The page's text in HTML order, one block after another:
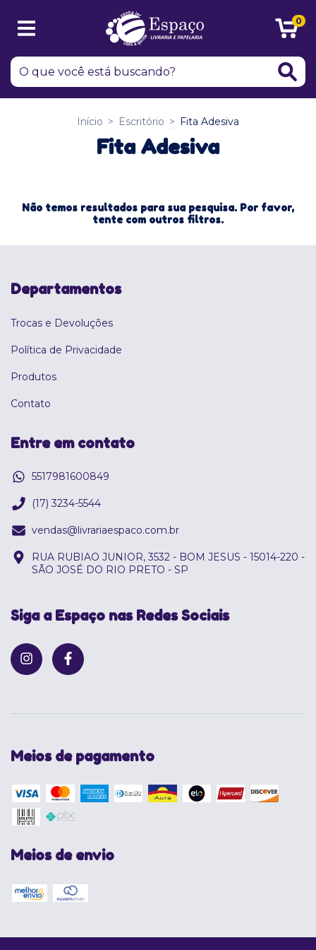
0
Início > Escritório > Fita Adesiva
Fita Adesiva
Não temos resultados para sua pesquisa. Por favor,
tente com outros filtros.
Departamentos
Trocas e Devoluções
Política de Privacidade
Produtos
Contato
Entre em contato
5517981600849
(17) 3234-5544
vendas@livrariaespaco.com.br
RUA RUBIAO JUNIOR, 3532 - BOM JESUS - 15014-220 -
SÃO JOSÉ DO RIO PRETO - SP
Siga a Espaço nas Redes Sociais
Meios de pagamento
Meios de envio